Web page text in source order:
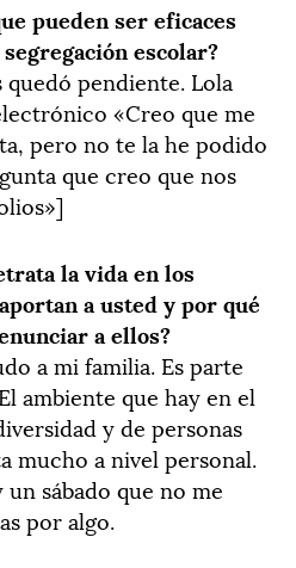
pueden ser eficaces
escolar?
quedó pendiente. Lola
«Creo que me
pero no te la he podido
que creo que nos
la vida en los
a usted y por qué
a ellos?
a mi familia. Es parte
ambiente que hay en el
y de personas
mucho a nivel personal.
sábado que no me
por algo.